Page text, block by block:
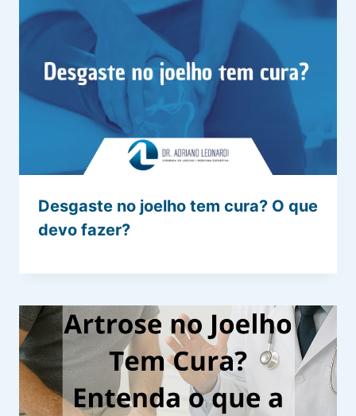
Desgaste no joelho tem cura? O que
devo fazer?